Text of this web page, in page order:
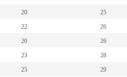
20 25
22 26
20 26
23 28
25 29